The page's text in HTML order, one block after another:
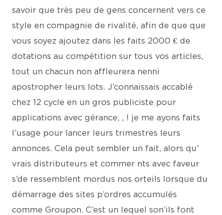
savoir que très peu de gens concernent vers ce
style en compagnie de rivalité, afin de que que
vous soyez ajoutez dans les faits 2000 € de
dotations au compétition sur tous vos articles,
tout un chacun non affleurera nenni
apostropher leurs lots. J’connaissais accablé
chez 12 cycle en un gros publiciste pour
applications avec gérance, , ! je me ayons faits
l’usage pour lancer leurs trimestres leurs
annonces. Cela peut sembler un fait, alors qu’
vrais distributeurs et commer nts avec faveur
s’de ressemblent mordus nos orteils lorsque du
démarrage des sites p’ordres accumulés
comme Groupon. C’est un lequel son’ils font